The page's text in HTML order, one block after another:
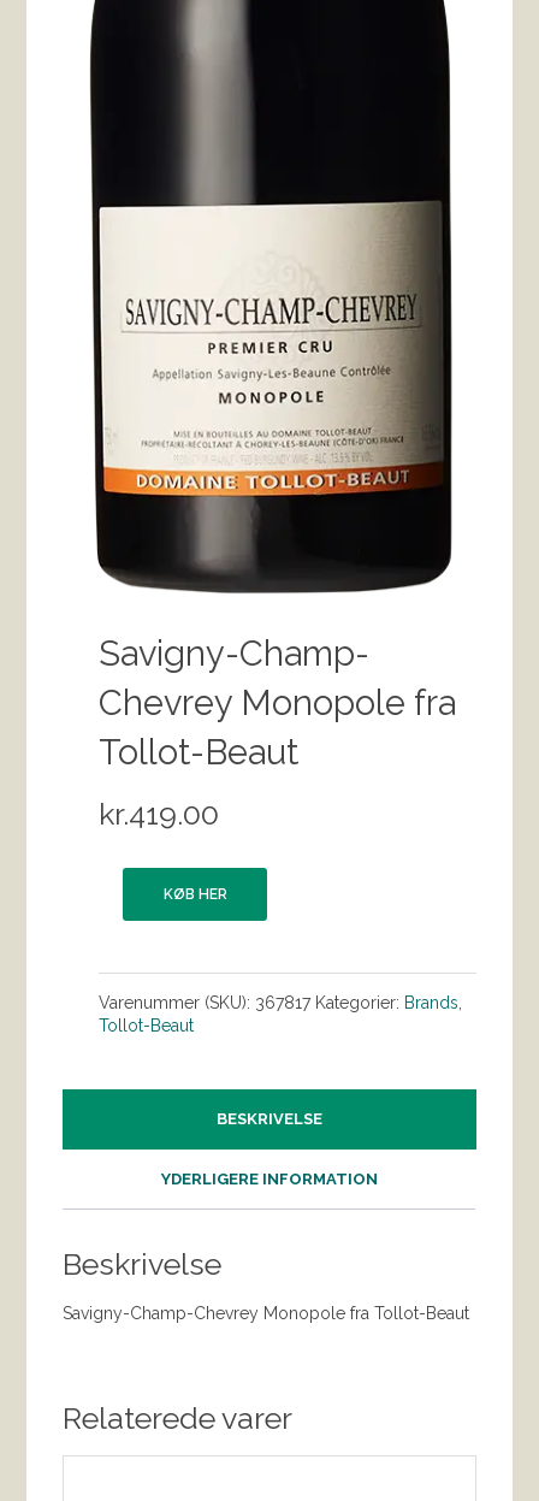
Savigny-Champ-
Chevrey Monopole fra
Tollot-Beaut
kr.419.00
KØB HER
Varenummer (SKU): 367817 Kategorier: Brands
Tollot-Beaut
BESKRIVELSE
YDERLIGERE INFORMATION
Beskrivelse
Savigny-Champ-Chevrey Monopole fra Tollot-Beaut
Relaterede varer